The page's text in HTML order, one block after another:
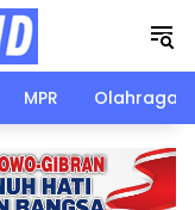
MPR Olahraga